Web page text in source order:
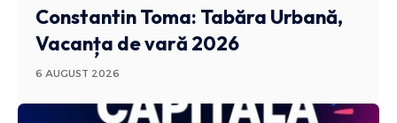
Constantin Toma: Tabăra Urbană,
Vacanța de vară 2026
6 AUGUST 2026